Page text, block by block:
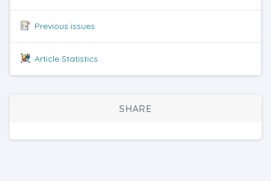
Previous issues
Article Statistics
SHARE